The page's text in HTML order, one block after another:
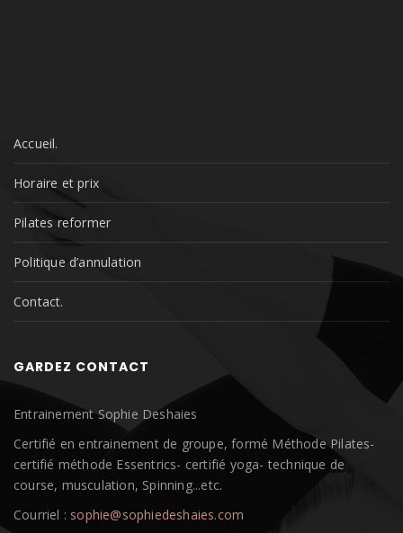
Accueil.
Horaire et prix
Pilates reformer
Politique d’annulation
Contact.
GARDEZ CONTACT
Entrainement Sophie Deshaies
Certifié en entrainement de groupe, formé Méthode Pilates-
certifié méthode Essentrics- certifié yoga- technique de
course, musculation, Spinning...etc.
Courriel : sophie@sophiedeshaies.com